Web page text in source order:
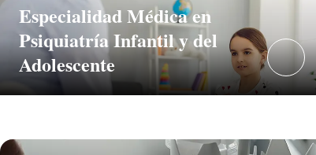
Especialidad Médica en
Psiquiatría Infantil y del
Adolescente